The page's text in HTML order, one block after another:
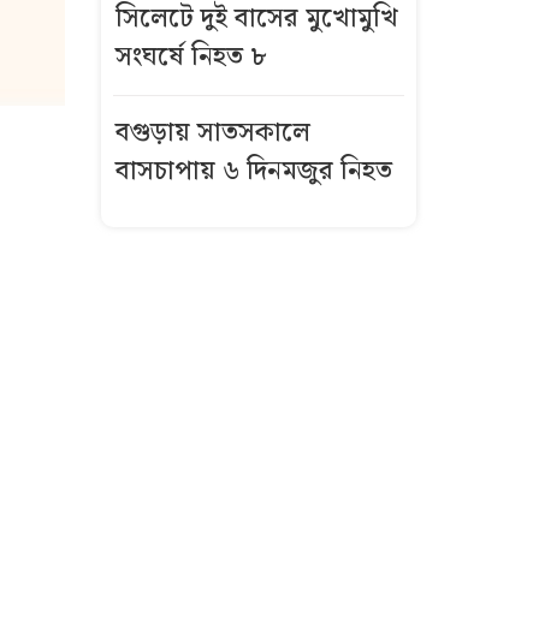
সিলেটে দুই বাসের মুখোমুখি
সংঘর্ষে নিহত ৮
বগুড়ায় সাতসকালে
বাসচাপায় ৬ দিনমজুর নিহত